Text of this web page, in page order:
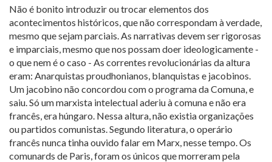
Não é bonito introduzir ou trocar elementos dos
acontecimentos históricos, que não correspondam à verdade,
mesmo que sejam parciais. As narrativas devem ser rigorosas
e imparciais, mesmo que nos possam doer ideologicamente -
o que nem é o caso - As correntes revolucionárias da altura
eram: Anarquistas proudhonianos, blanquistas e jacobinos.
Um jacobino não concordou com o programa da Comuna, e
saiu. Só um marxista intelectual aderiu à comuna e não era
francês, era húngaro. Nessa altura, não existia organizações
ou partidos comunistas. Segundo literatura, o operário
francês nunca tinha ouvido falar em Marx, nesse tempo. Os
comunards de Paris, foram os únicos que morreram pela